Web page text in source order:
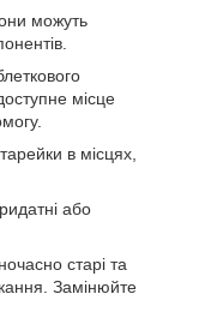
можуть
місце
в місцях,
або
старі та
Замінюйте